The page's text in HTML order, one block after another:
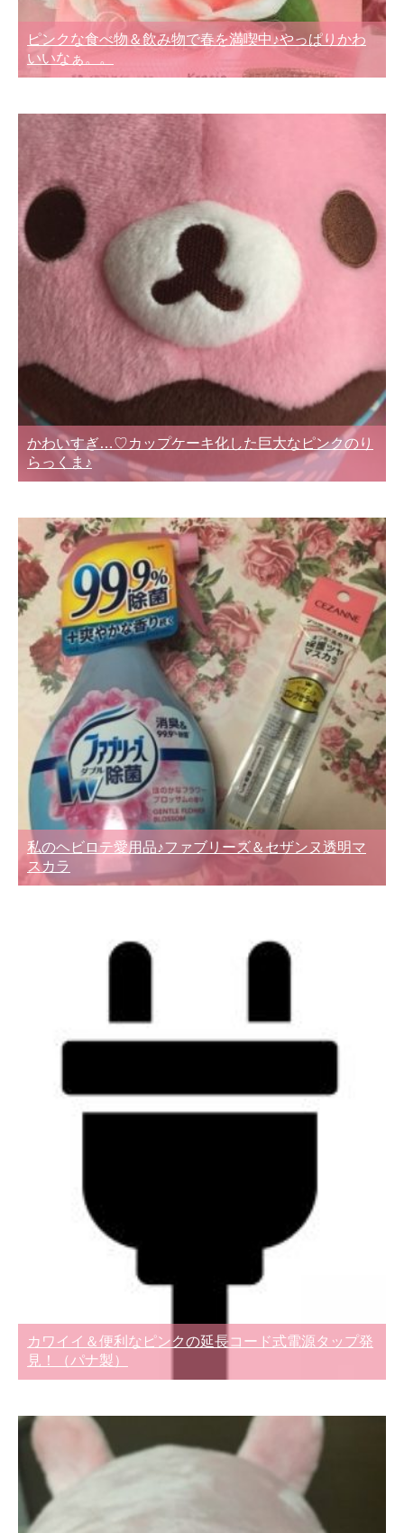
ピンクな食べ物＆飲み物で春を満喫中♪やっぱりかわ
いいなぁ。。
かわいすぎ…♡カップケーキ化した巨大なピンクのり
らっくま♪
私のヘビロテ愛用品♪ファブリーズ＆セザンヌ透明マ
スカラ
カワイイ＆便利なピンクの延長コード式電源タップ発
見！（パナ製）